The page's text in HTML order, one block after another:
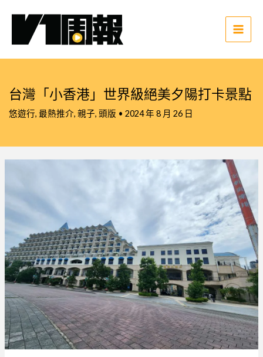
Main
台灣「小香港」世界級絕美夕陽打卡景點
悠遊行, 最熱推介, 親子, 頭版 • 2024 年 8 月 26 日